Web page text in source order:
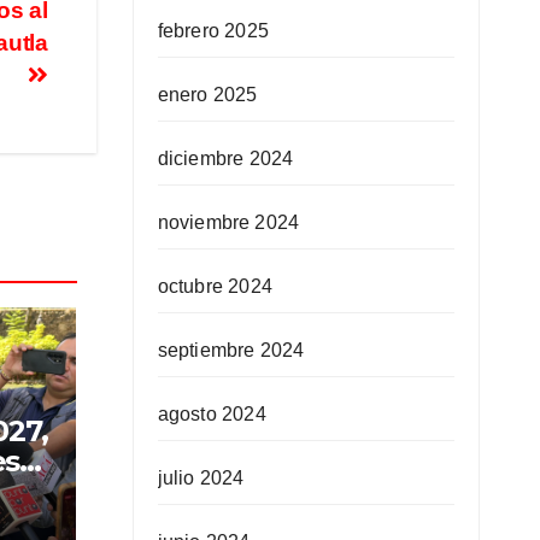
al
febrero 2025
enero 2025
diciembre 2024
noviembre 2024
octubre 2024
septiembre 2024
agosto 2024
julio 2024